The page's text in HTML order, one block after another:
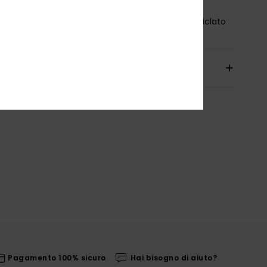
[Tessuto principale] 100% poliestere riciclato
Pagamento 100% sicuro Hai bisogno di aiuto?